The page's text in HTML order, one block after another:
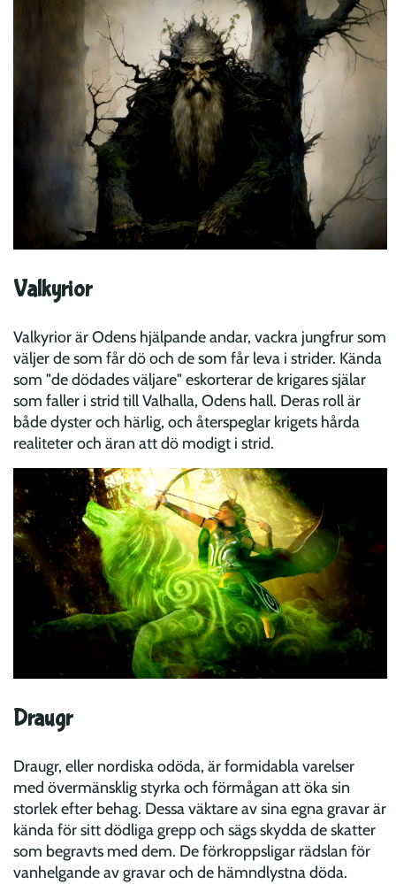
Valkyrior
Valkyrior är Odens hjälpande andar, vackra jungfrur som
väljer de som får dö och de som får leva i strider. Kända
som "de dödades väljare" eskorterar de krigares själar
som faller i strid till Valhalla, Odens hall. Deras roll är
både dyster och härlig, och återspeglar krigets hårda
realiteter och äran att dö modigt i strid.
Draugr
Draugr, eller nordiska odöda, är formidabla varelser
med övermänsklig styrka och förmågan att öka sin
storlek efter behag. Dessa väktare av sina egna gravar är
kända för sitt dödliga grepp och sägs skydda de skatter
som begravts med dem. De förkroppsligar rädslan för
vanhelgande av gravar och de hämndlystna döda.